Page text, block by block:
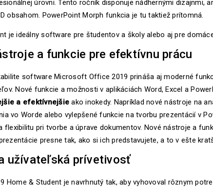
úrovni. Tento ročník disponuje nádhernými dizajnmi,
obsahom. PowerPoint Morph funkcia je tu taktiež prítomná.
je ideálny software pre študentov a školy alebo aj pre
a funkcie pre efektívnu prácu
software Microsoft Office 2019 prináša aj moderné
Nové funkcie a možnosti v aplikáciách Word, Excel a
a efektívnejšie ako inokedy. Napríklad nové nástroje na
vo Worde alebo vylepšené funkcie na tvorbu prezentácií v
pri tvorbe a úprave dokumentov. Nové nástroje a
presne tak, ako si ich predstavujete, a to v ešte
užívateľská prívetivosť
& Student je navrhnutý tak, aby vyhovoval rôznym